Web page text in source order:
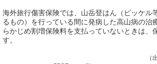
海外旅行傷害保険では、山岳登はん（ピッケル
るもの）を行っている間に発病した高山病の治
らかじめ割増保険料を支払っていないときは、
す。
（